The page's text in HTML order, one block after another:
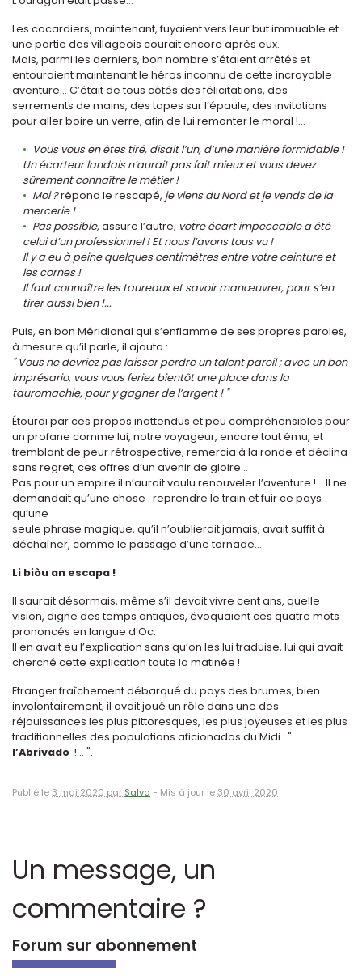
Les cocardiers, maintenant, fuyaient vers leur but immuable et
une partie des villageois courait encore après eux.
Mais, parmi les derniers, bon nombre s’étaient arrêtés et
entouraient maintenant le héros inconnu de cette incroyable
aventure... C’était de tous côtés des félicitations, des
serrements de mains, des tapes sur l’épaule, des invitations
pour aller boire un verre, afin de lui remonter le moral !...
Vous vous en êtes tiré, disait l’un, d’une manière formidable !
Un écarteur landais n’aurait pas fait mieux et vous devez
sûrement connaître le métier !
Moi ?répond le rescapé, je viens du Nord et je vends de la
mercerie !
Pas possible,assure l’autre, votre écart impeccable a été
celui d’un professionnel ! Et nous l’avons tous vu !
Il y a eu à peine quelques centimètres entre votre ceinture et
les cornes !
Il faut connaître les taureaux et savoir manœuvrer, pour s’en
tirer aussi bien !...
Puis, en bon Méridional qui s’enflamme de ses propres paroles,
à mesure qu’il parle, il ajouta :
" Vous ne devriez pas laisser perdre un talent pareil ; avec un bon
imprésario, vous vous feriez bientôt une place dans la
tauromachie, pour y gagner de l’argent ! "
Étourdi par ces propos inattendus et peu compréhensibles pour
un profane comme lui, notre voyageur, encore tout ému, et
tremblant de peur rétrospective, remercia à la ronde et déclina
sans regret, ces offres d’un avenir de gloire...
Pas pour un empire il n’aurait voulu renouveler l’aventure !... Il ne
demandait qu’une chose : reprendre le train et fuir ce pays
qu’une
seule phrase magique, qu’il n’oublierait jamais, avait suffit à
déchaîner, comme le passage d’une tornade...
Li biòu an escapa !
Il saurait désormais, même s’il devait vivre cent ans, quelle
vision, digne des temps antiques, évoquaient ces quatre mots
prononcés en langue d’Oc.
Il en avait eu l’explication sans qu’on les lui traduise, lui qui avait
cherché cette explication toute la matinée !
Etranger fraîchement débarqué du pays des brumes, bien
involontairement, il avait joué un rôle dans une des
réjouissances les plus pittoresques, les plus joyeuses et les plus
traditionnelles des populations aficionados du Midi : "
l’Abrivado !... ".
Publié le 3 mai 2020 par Salva - Mis à jour le 30 avril 2020
Un message, un
commentaire ?
Forum sur abonnement